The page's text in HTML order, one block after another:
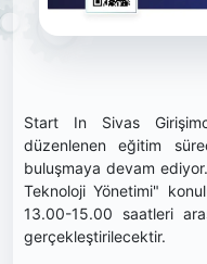
Start In Sivas
düzenlenen eğitim
buluşmaya devam
Teknoloji Yönetimi"
13.00-15.00 saatleri
gerçekleştirilecektir.